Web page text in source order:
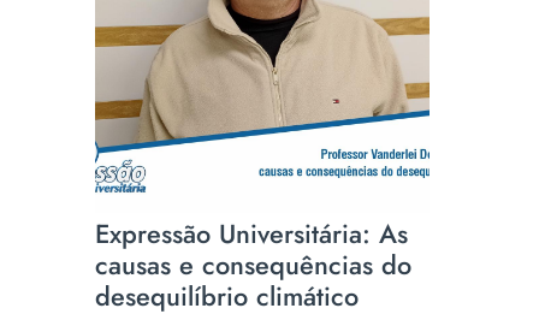
Expressão Universitária: As
causas e consequências do
desequilíbrio climático